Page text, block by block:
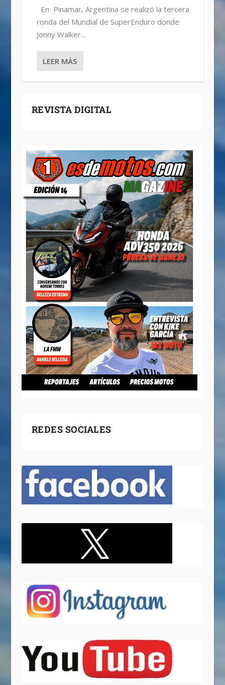
En Pinamar, Argentina se realizó la tercera
ronda del Mundial de SuperEnduro donde
Jonny Walker...
LEER MÁS
REVISTA DIGITAL
REDES SOCIALES